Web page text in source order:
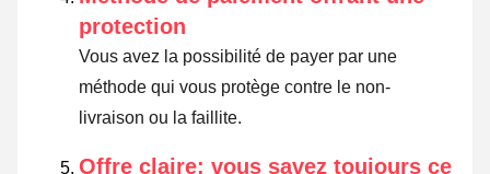
protection
Vous avez la possibilité de payer par une
méthode qui vous protège contre le non-
livraison ou la faillite.
Offre claire: vous savez toujours ce